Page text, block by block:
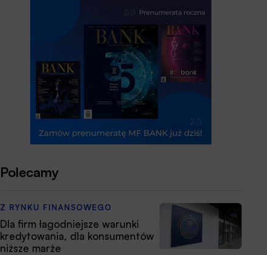
Polecamy
Z RYNKU FINANSOWEGO
Dla firm łagodniejsze warunki
kredytowania, dla konsumentów
niższe marże